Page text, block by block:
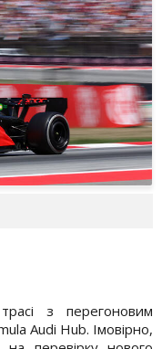
з перегоновим
Audi Hub. Імовірно,